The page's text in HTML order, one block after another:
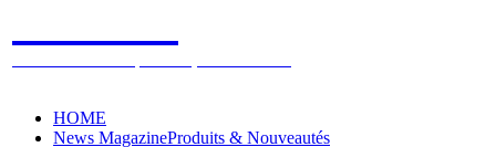
HOME
News MagazineProduits & Nouveautés